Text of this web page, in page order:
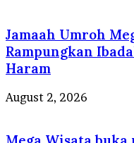
Jamaah Umroh
Rampungkan
Haram
August 2, 2026